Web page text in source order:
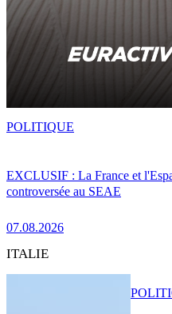
EXCLUSIF : La France et
controversée au SEAE
07.08.2026
POLITIQUE
ITALIE